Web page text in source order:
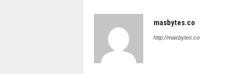
masbytes.co
http://masbytes.co